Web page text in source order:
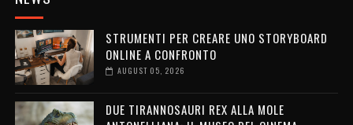
STRUMENTI PER CREARE UNO STORYBOARD
ONLINE A CONFRONTO
AUGUST 05, 2026
DUE TIRANNOSAURI REX ALLA MOLE